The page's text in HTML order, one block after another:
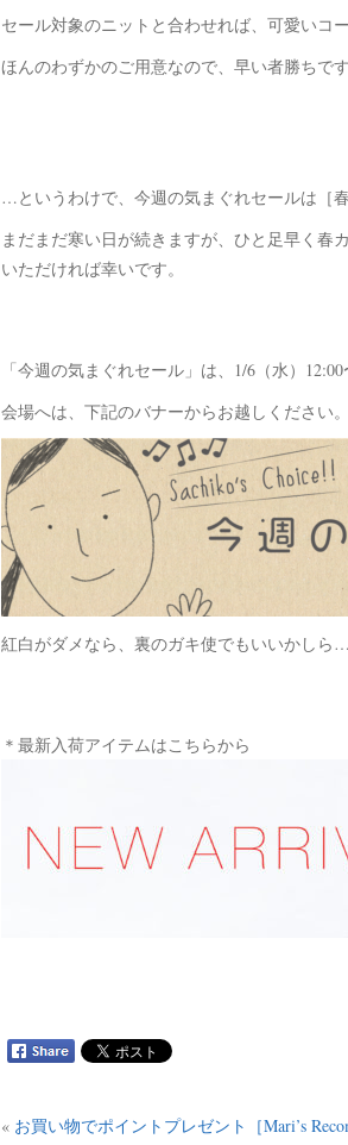
セール対象のニットと合わせれば、可愛いコ
ほんのわずかのご用意なので、早い者勝ちです
…というわけで、今週の気まぐれセールは［
まだまだ寒い日が続きますが、ひと足早く春
いただければ幸いです。
「今週の気まぐれセール」は、1/6（水）
会場へは、下記のバナーからお越しください。
紅白がダメなら、裏のガキ使でもいいかしら…
＊最新入荷アイテムはこちらから
« お買い物でポイントプレゼント［Mari’s